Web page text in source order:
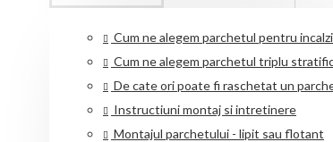
Cum ne alegem parchetul pentru
Cum ne alegem parchetul triplu
De cate ori poate fi raschetat un
Instructiuni montaj si intretinere
Montajul parchetului - lipit sau flotant